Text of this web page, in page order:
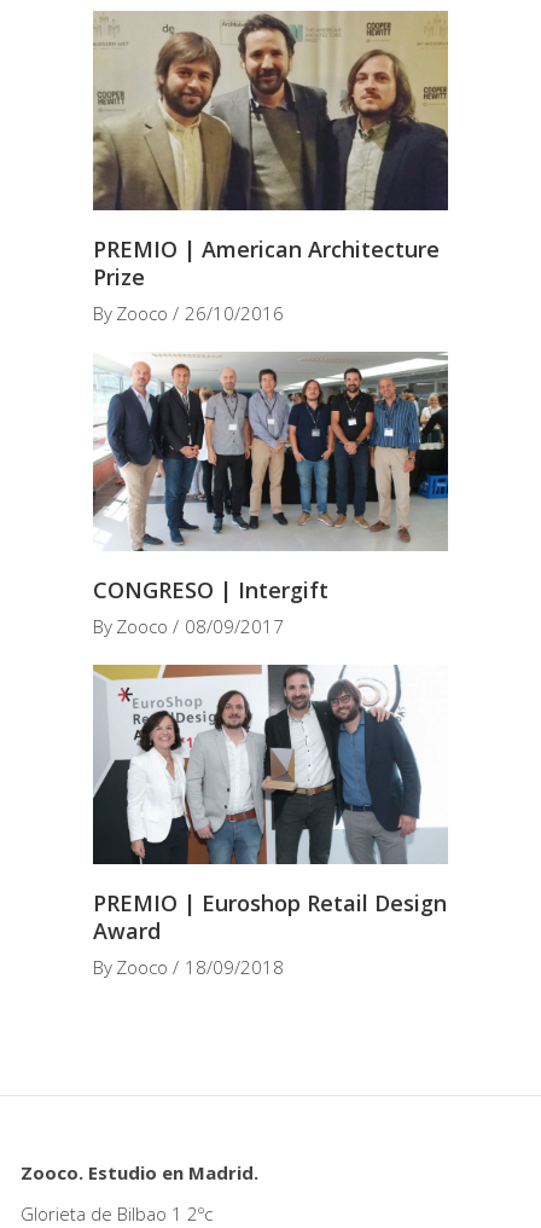
PREMIO | American Architecture
Prize
By Zooco 26/10/2016
CONGRESO | Intergift
By Zooco 08/09/2017
PREMIO | Euroshop Retail Design
Award
By Zooco 18/09/2018
Zooco. Estudio en Madrid.
Glorieta de Bilbao 1 2ºc